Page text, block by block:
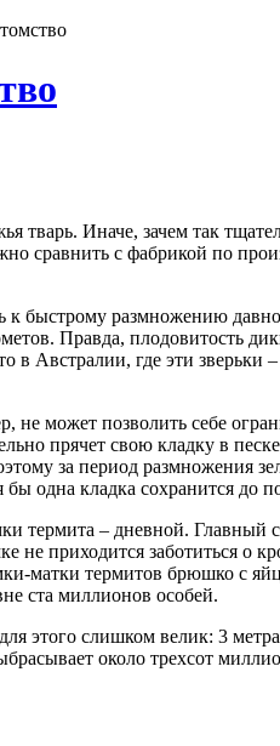
тварь. Иначе, зачем так
сравнить с фабрикой по
к быстрому размножению
Правда, плодовитость
в Австралии, где эти
не может позволить себе
прячет свою кладку в
за период размножения
одна кладка сохранится до
термита – дневной.
не приходится заботиться о
матки термитов брюшко с
ста миллионов особей.
этого слишком велик: 3
около трехсот